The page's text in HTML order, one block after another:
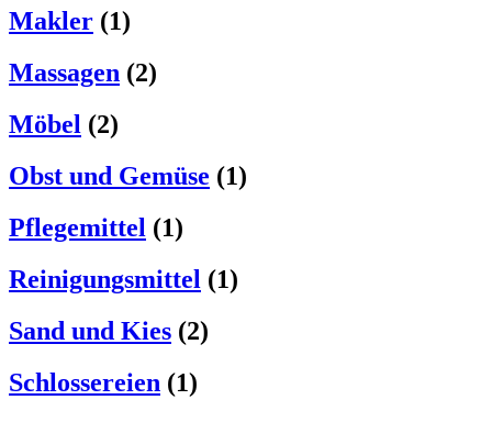
Makler (1)
Massagen (2)
Möbel (2)
Obst und Gemüse (1)
Pflegemittel (1)
Reinigungsmittel (1)
Sand und Kies (2)
Schlossereien (1)